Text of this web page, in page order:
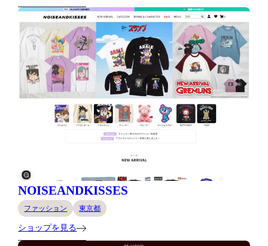
NOISEANDKISSES
ファッション 東京都
ショップを見る